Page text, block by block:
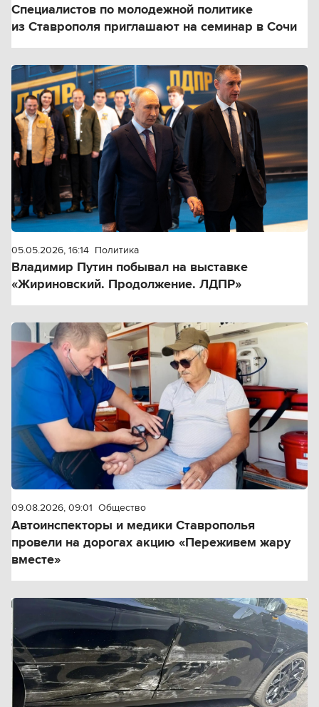
Специалистов по молодежной политике
из Ставрополя приглашают на семинар в Сочи
05.05.2026, 16:14 Политика
Владимир Путин побывал на выставке
«Жириновский. Продолжение. ЛДПР»
09.08.2026, 09:01 Общество
Автоинспекторы и медики Ставрополья
провели на дорогах акцию «Переживем жару
вместе»